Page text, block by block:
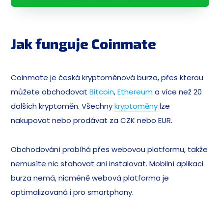
Jak funguje Coinmate
Coinmate je česká kryptoměnová burza, přes kterou
můžete obchodovatBitcoin,Ethereuma více než 20
dalších kryptoměn. Všechnykryptoměnylze
nakupovat nebo prodávat za CZK nebo EUR.
Obchodování probíhá přes webovou platformu, takže
nemusíte nic stahovat ani instalovat. Mobilní aplikaci
burza nemá, nicméně webová platforma je
optimalizovaná i pro smartphony.